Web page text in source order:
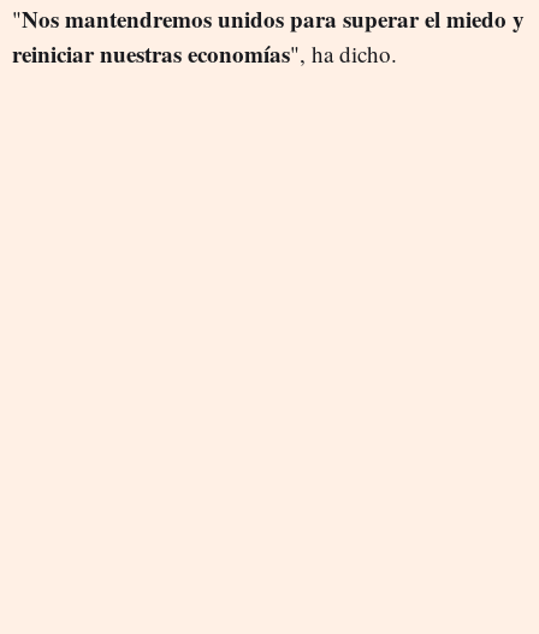
"Nos mantendremos unidos para superar el miedo y
reiniciar nuestras economías", ha dicho.